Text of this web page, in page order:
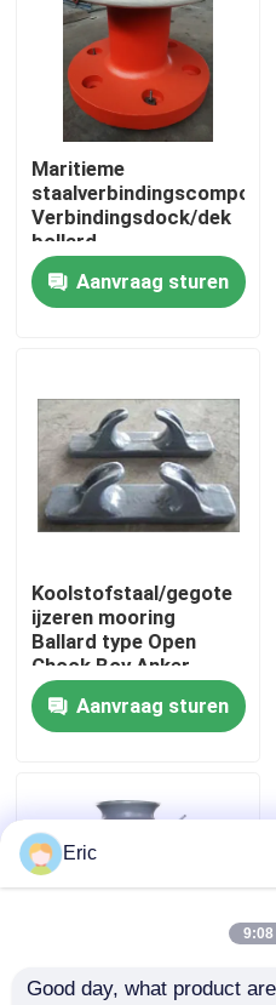
Thuis
Over ons
Fabrieksreis
Kwaliteitscontrole
Contacteer ons
Company News
Mariene Vensters
Maritieme
Verbindingsdock/dek
bollard
Aanvraag sturen
Koolstofstaal/gegote
ijzeren mooring
Ballard type Open
Chock Boy Anker
Aanvraag sturen
Eric
9:08
Good day, what product